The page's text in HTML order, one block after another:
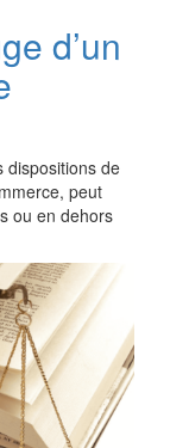
d’un
dispositions de
peut
ou en dehors